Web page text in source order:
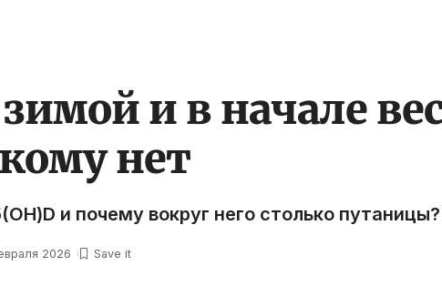
и в начале
нет
и почему вокруг него столько путаницы?
2026